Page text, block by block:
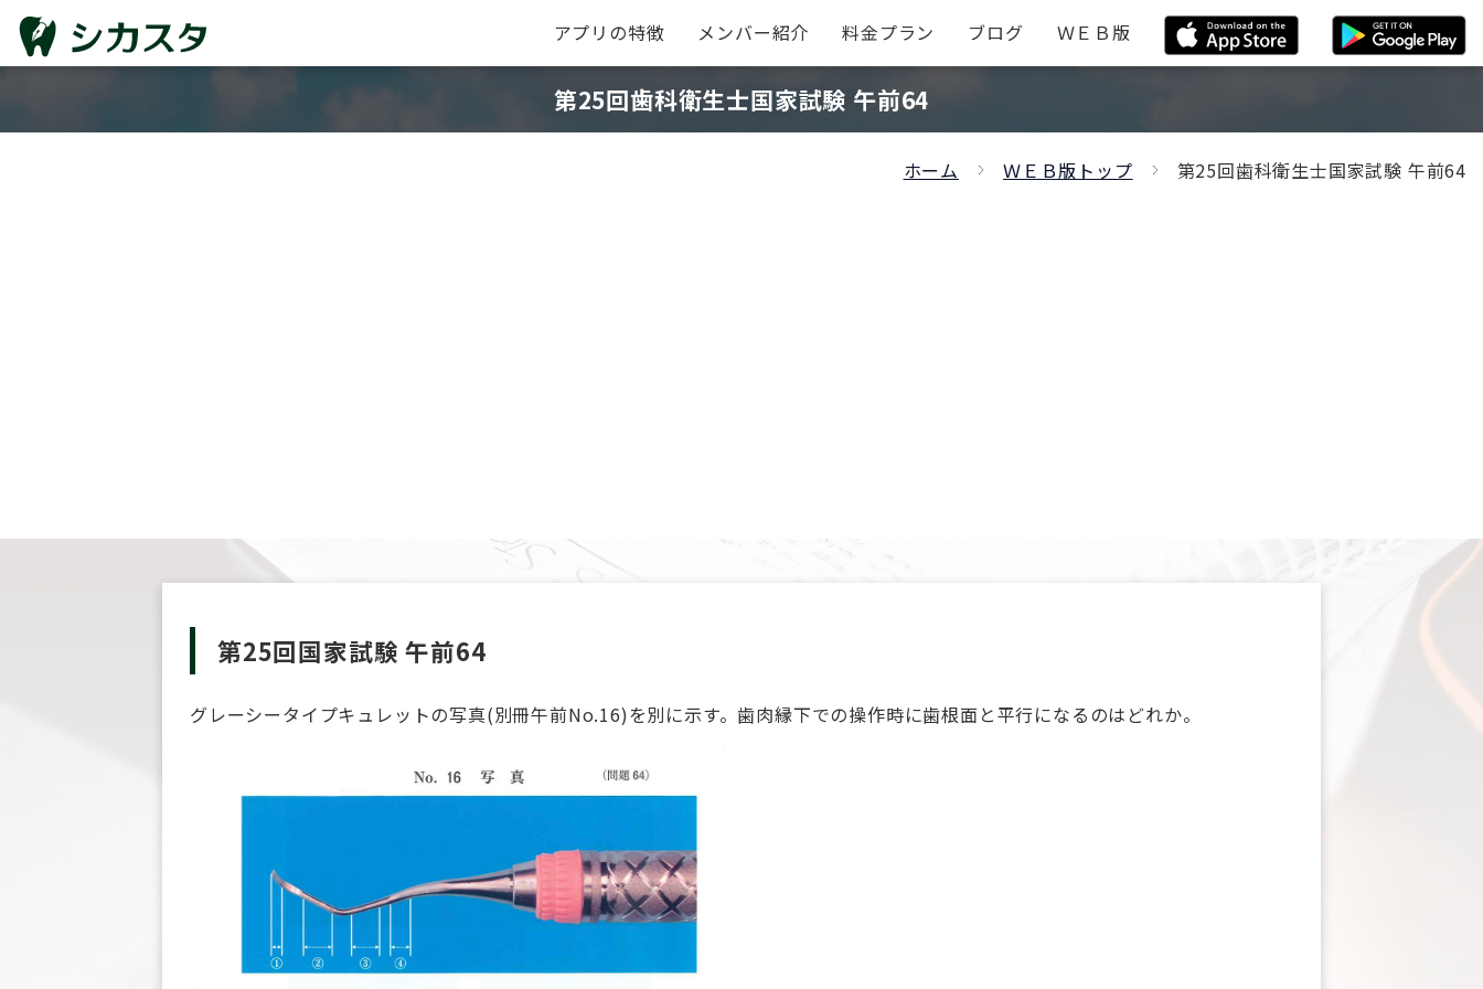
アプリの特徴 メンバー紹介 料金プラン ブログ ＷＥＢ版
第25回歯科衛生士国家試験 午前64
ホーム ＷＥＢ版トップ 第25回歯科衛生士国家試験 午前64
第25回国家試験 午前64
グレーシータイプキュレットの写真(別冊午前No.16)を別に示す。歯肉縁下での操作時に歯根面と平行になるのはどれか。